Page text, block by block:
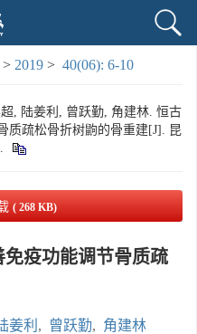
> 2019 > 40(06): 6-10
, 陆姜利, 曾跃勤, 角建林. 恒古
质疏松骨折树鼩的骨重建[J]. 昆
( 268 KB)
疫功能调节骨质疏
姜利 , 曾跃勤, 角建林